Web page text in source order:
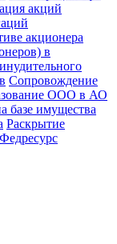
акций
акционера
в
Сопровождение
ООО в АО
базе имущества
Раскрытие
Федресурс